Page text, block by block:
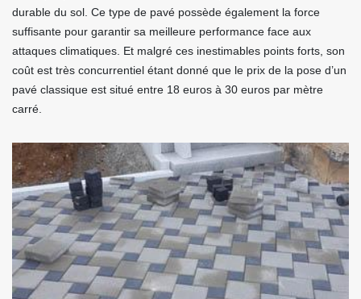
durable du sol. Ce type de pavé possède également la force
suffisante pour garantir sa meilleure performance face aux
attaques climatiques. Et malgré ces inestimables points forts, son
coût est très concurrentiel étant donné que le prix de la pose d’un
pavé classique est situé entre 18 euros à 30 euros par mètre
carré.